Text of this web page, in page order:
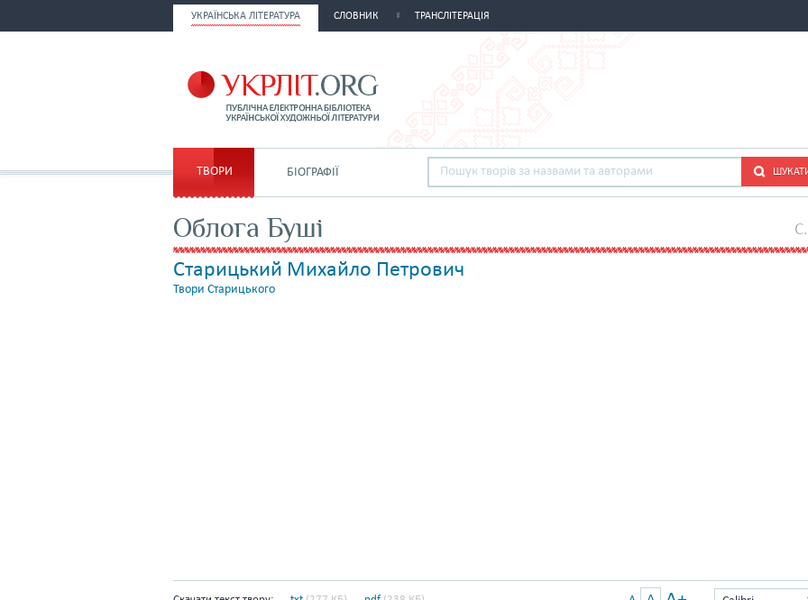
УКРАЇНСЬКА ЛІТЕРАТУРА СЛОВНИК ТРАНСЛІТЕРАЦІЯ
ТВОРИ БІОГРАФІЇ
Облога Буші
Старицький Михайло Петрович
Твори Старицького